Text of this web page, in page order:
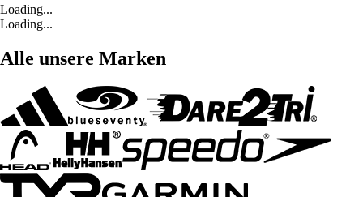
Loading...
Loading...
Alle unsere Marken